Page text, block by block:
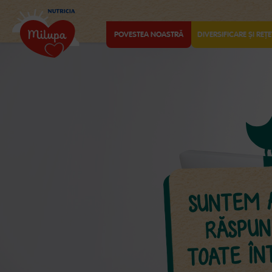
POVESTEA NOASTRĂ DIVERSIFICARE ȘI
SUNTEM
TOATE